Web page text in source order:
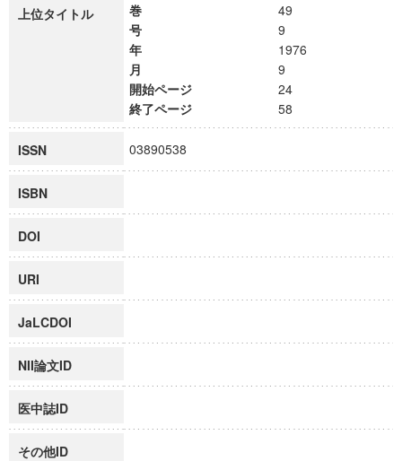
上位タイトル
巻
49
号
9
年
1976
月
9
開始ページ
24
終了ページ
58
ISSN 03890538
ISBN
DOI
URI
JaLCDOI
NII論文ID
医中誌ID
その他ID